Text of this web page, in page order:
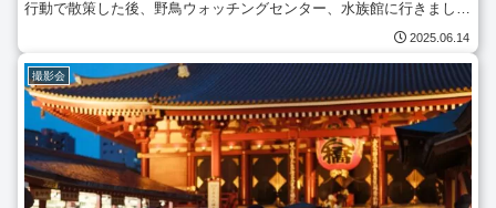
行動で散策した後、野鳥ウォッチングセンター、水族館に行きまし
2025.06.14
撮影会